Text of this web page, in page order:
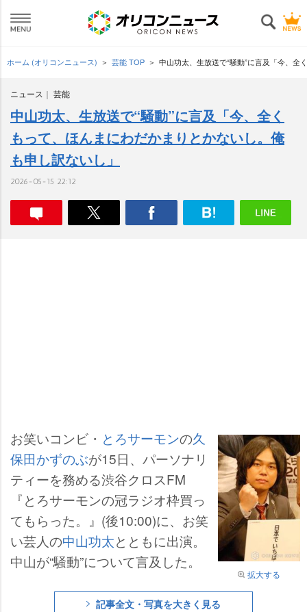
ホーム (オリコンニュース) 芸能 TOP 中山功太、生放送で“騒動”に言及「今、全
ニュース 芸能
中山功太、生放送で“騒動”に言及「今、全く
もって、ほんまにわだかまりとかないし。俺
も申し訳ないし」
2026-05-15 22:12
拡大する
お笑いコンビ・ とろサーモンの久
保田かずのぶが15日、パーソナリ
ティーを務める渋谷クロスFM
『とろサーモンの冠ラジオ枠買っ
てもらった。』(後10:00)に、お笑
い芸人の中山功太とともに出演。
中山が“騒動”について言及した。
記事全文・写真を大きく見る